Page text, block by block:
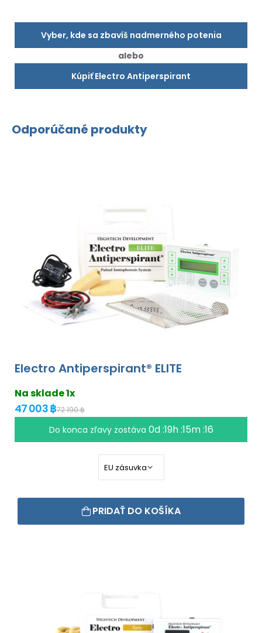
Vyber, kde sa zbavíš nadmerného potenia
alebo
Kúpiť Electro Antiperspirant
Odporúčané produkty
Electro Antiperspirant® ELITE
Na sklade 1x
47 003 ฿72 190 ฿
Do konca zľavy zostáva 0d :19h :15m :16
PRIDAŤ DO KOŠÍKA